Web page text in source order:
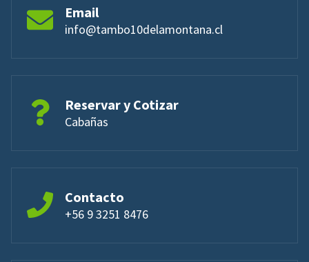
Email
info@tambo10delamontana.cl
Reservar y Cotizar
Cabañas
Contacto
+56 9 3251 8476